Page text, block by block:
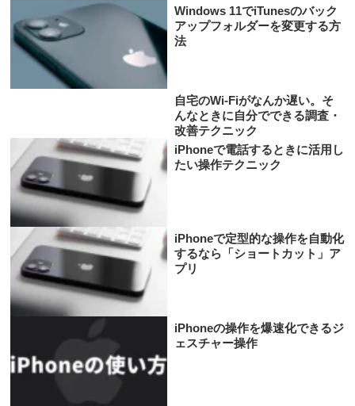
Windows 11でiTunesのバック
アップフォルダーを変更する方
法
自宅のWi-Fiがなんか遅い。そ
んなときに自分でできる調査・
改善テクニック
iPhoneで電話するときに活用し
たい操作テクニック
iPhoneで定型的な操作を自動化
するなら「ショートカット」ア
プリ
iPhoneの操作を爆速化できるジ
ェスチャー操作